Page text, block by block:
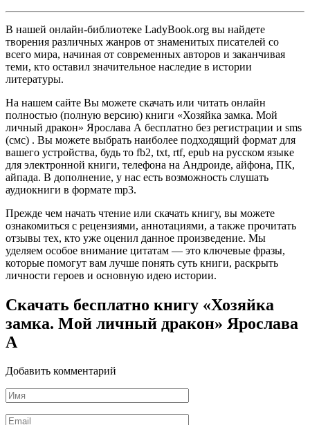
В нашей онлайн-библиотеке LadyBook.org вы найдете
творения различных жанров от знаменитых писателей со
всего мира, начиная от современных авторов и заканчивая
теми, кто оставил значительное наследие в истории
литературы.
На нашем сайте Вы можете скачать или читать онлайн
полностью (полную версию) книги «Хозяйка замка. Мой
личный дракон» Ярослава А бесплатно без регистрации и sms
(смс) . Вы можете выбрать наиболее подходящий формат для
вашего устройства, будь то fb2, txt, rtf, epub на русском языке
для электронной книги, телефона на Андроиде, айфона, ПК,
айпада. В дополнение, у нас есть возможность слушать
аудиокниги в формате mp3.
Прежде чем начать чтение или скачать книгу, вы можете
ознакомиться с рецензиями, аннотациями, а также прочитать
отзывы тех, кто уже оценил данное произведение. Мы
уделяем особое внимание цитатам — это ключевые фразы,
которые помогут вам лучше понять суть книги, раскрыть
личности героев и основную идею истории.
Скачать бесплатно книгу «Хозяйка
замка. Мой личный дракон» Ярослава
А
Добавить комментарий
Имя
*
Email